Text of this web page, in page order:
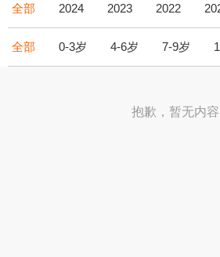
全部 2024 2023 2022
全部 0-3岁 4-6岁 7-9岁
抱歉，暂无内容